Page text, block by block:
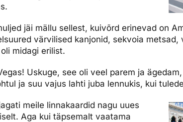
jäi mällu sellest, kuivõrd erinevad on
värvilised kanjonid, sekvoia
midagi erilist.
Uskuge, see oli veel parem ja
ja suu vajus lahti juba lennukis, kui
meile linnakaardid nagu uues
Aga kui täpsemalt vaatama